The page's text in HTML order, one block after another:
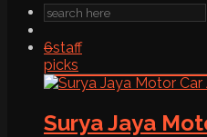
6staff
picks
Surya Jaya